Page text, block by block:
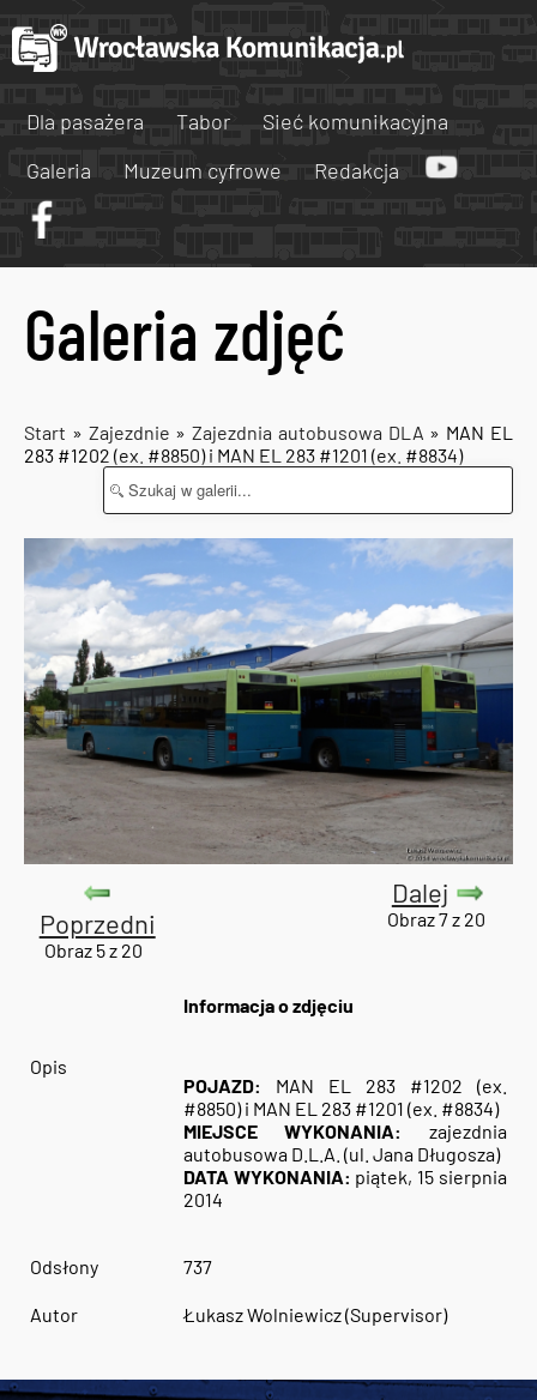
Dla pasażera Tabor
Sieć komunikacyjna
Galeria
Muzeum cyfrowe Redakcja
Galeria zdjęć
Start » Zajezdnie »Zajezdnia autobusowa DLA » MAN EL
283 #1202 (ex. #8850) i MAN EL 283 #1201 (ex. #8834)
Poprzedni
Obraz 5 z 20
Dalej
Obraz 7 z 20
Informacja o zdjęciu
Opis
POJAZD: MAN EL 283 #1202 (ex.
#8850) i MAN EL 283 #1201 (ex. #8834)
MIEJSCE WYKONANIA:
zajezdnia
autobusowa D.L.A. (ul. Jana Długosza)
DATA WYKONANIA: piątek, 15 sierpnia
2014
Odsłony 737
Autor Łukasz Wolniewicz (Supervisor)